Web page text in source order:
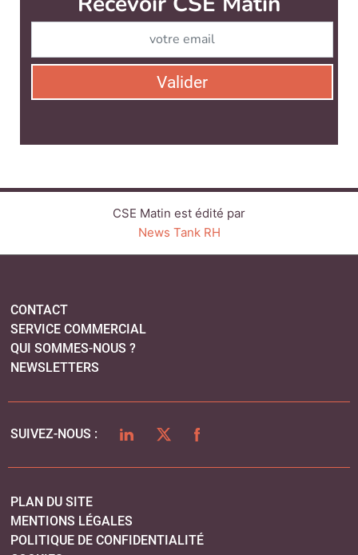
CSE Matin est édité par
QUI SOMMES-NOUS ?
LINKEDINTWITTERFACEBOOK
MENTIONS LÉGALES
POLITIQUE DE CONFIDENTIALITÉ
COOKIES